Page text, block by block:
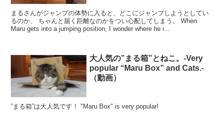
まるさんがジャンプの体勢に入ると、どこにジャンプしようとしてい
るのか、 ちゃんと届く距離なのかをつい心配してしまう。 When
Maru gets into a jumping position, I wonder where he i...
大人気の”まる箱”とねこ。-Very
popular “Maru Box” and Cats.-
（動画）
”まる箱”は大人気です！ "Maru Box" is very popular!